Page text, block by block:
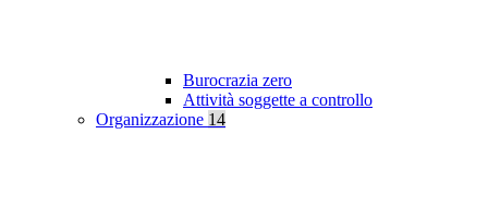
Burocrazia zero
Attività soggette a controllo
Organizzazione 14